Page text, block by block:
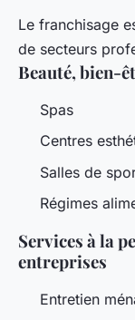
Le franchisage
de secteurs
Beauté, bien-
Spas
Centres
Salles de
Régimes
Services à la
entreprises
Entretien